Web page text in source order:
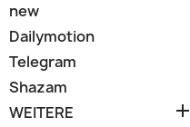
new
Dailymotion
Telegram
Shazam
WEITERE
